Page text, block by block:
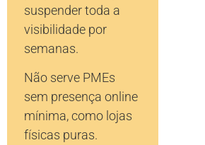
suspender toda a
visibilidade por
semanas.
Não serve PMEs
sem presença online
mínima, como lojas
físicas puras.